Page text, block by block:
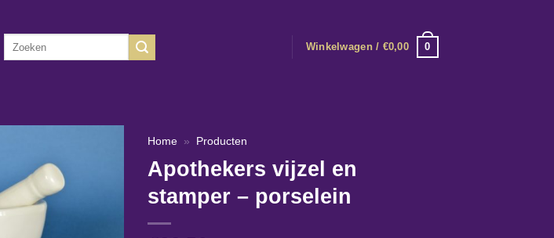
Winkelwagen / €0,00 0
Home » Producten
Apothekers vijzel en
stamper – porselein